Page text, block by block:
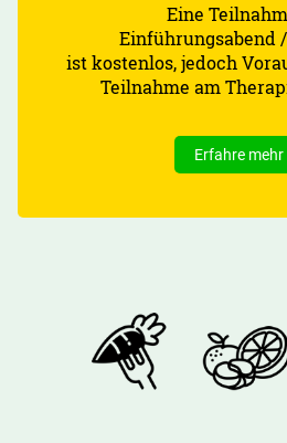
Eine
Einführungsabend
ist kostenlos, jedoch
Teilnahme am
Erfahre mehr